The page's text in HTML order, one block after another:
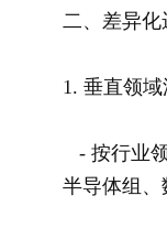
二、差异化
1. 垂直领
- 按行业
半导体组